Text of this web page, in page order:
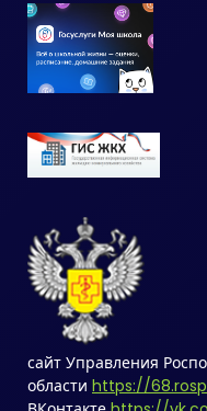
сайт Управления
области https://